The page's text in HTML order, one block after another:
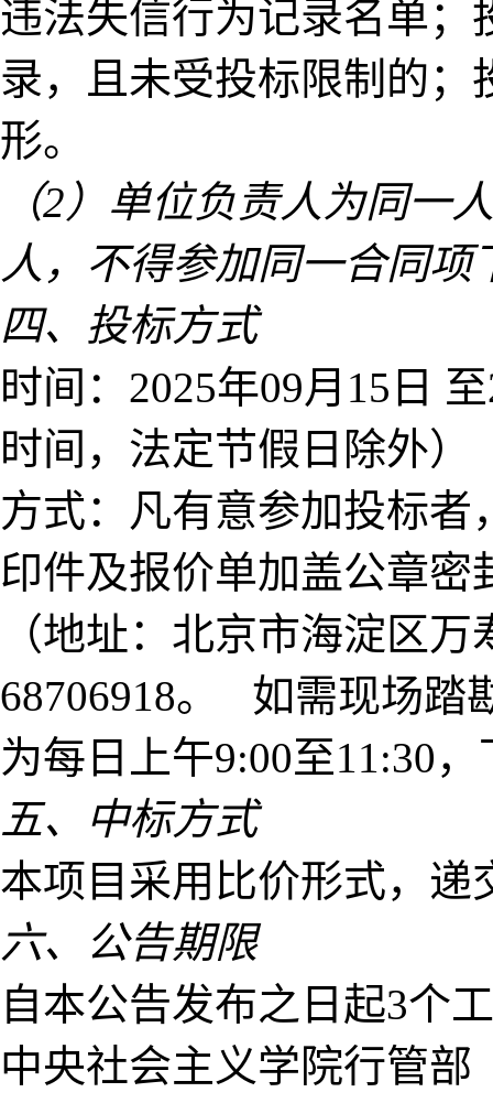
违法失信行为记录名单
录，且未受投标限制的
形。
（2）单位负责人为同一
人，不得参加同一合同
四、投标方式
时间：2025年09月15日
时间，法定节假日除外）
方式：凡有意参加投标
印件及报价单加盖公章
（地址：北京市海淀区
68706918。 如需现场踏
为每日上午9:00至11:30
五、中标方式
本项目采用比价形式，递
六、公告期限
自本公告发布之日起3个
中央社会主义学院行管部